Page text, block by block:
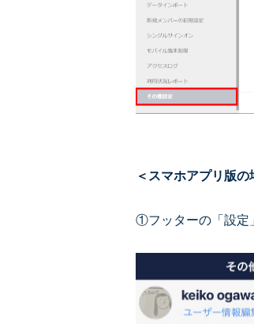
＜スマホアプリ版の
①フッターの「設定